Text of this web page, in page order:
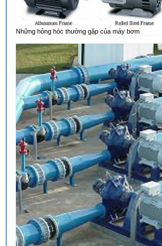
Những hỏng hóc thường gặp của máy bơm